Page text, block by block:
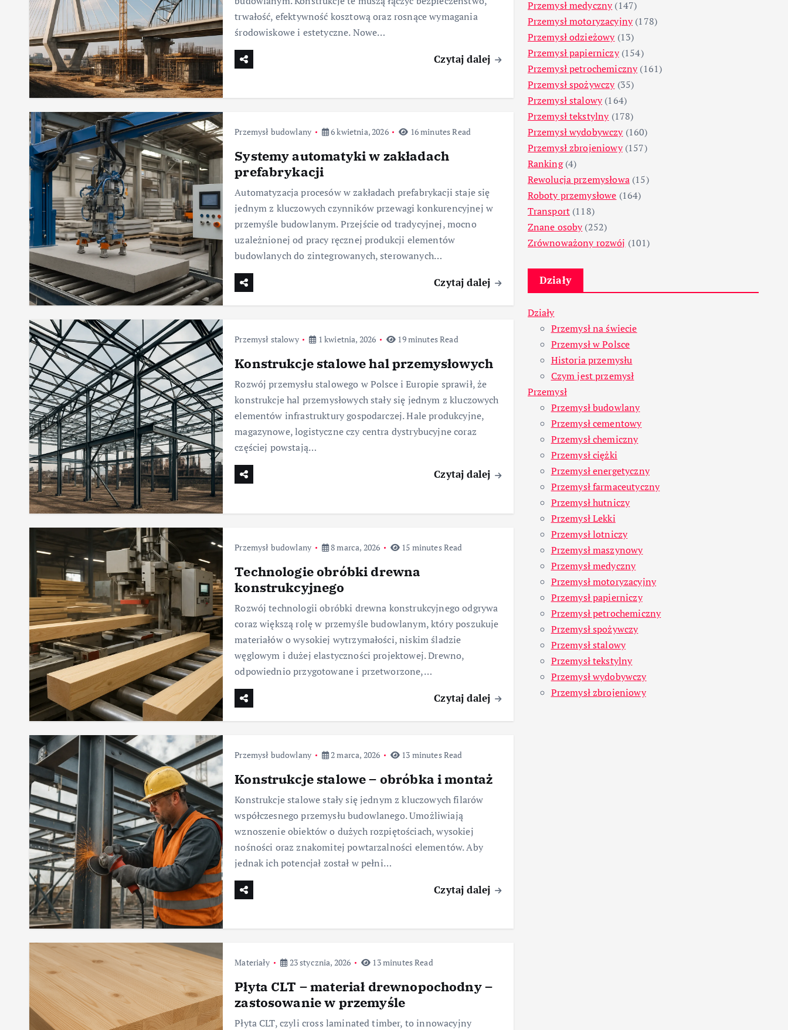
trwałość, efektywność kosztową oraz rosnące wymagania
środowiskowe i estetyczne. Nowe…
Czytaj dalej
Przemysł budowlany 6 kwietnia, 2026 16 minutes Read
Systemy automatyki w zakładach
prefabrykacji
Automatyzacja procesów w zakładach prefabrykacji staje się
jednym z kluczowych czynników przewagi konkurencyjnej w
przemyśle budowlanym. Przejście od tradycyjnej, mocno
uzależnionej od pracy ręcznej produkcji elementów
budowlanych do zintegrowanych, sterowanych…
Czytaj dalej
Przemysł stalowy 1 kwietnia, 2026 19 minutes Read
Konstrukcje stalowe hal przemysłowych
Rozwój przemysłu stalowego w Polsce i Europie sprawił, że
konstrukcje hal przemysłowych stały się jednym z kluczowych
elementów infrastruktury gospodarczej. Hale produkcyjne,
magazynowe, logistyczne czy centra dystrybucyjne coraz
częściej powstają…
Czytaj dalej
Przemysł budowlany 8 marca, 2026 15 minutes Read
Technologie obróbki drewna
konstrukcyjnego
Rozwój technologii obróbki drewna konstrukcyjnego odgrywa
coraz większą rolę w przemyśle budowlanym, który poszukuje
materiałów o wysokiej wytrzymałości, niskim śladzie
węglowym i dużej elastyczności projektowej. Drewno,
odpowiednio przygotowane i przetworzone,…
Czytaj dalej
Przemysł budowlany 2 marca, 2026 13 minutes Read
Konstrukcje stalowe – obróbka i montaż
Konstrukcje stalowe stały się jednym z kluczowych filarów
współczesnego przemysłu budowlanego. Umożliwiają
wznoszenie obiektów o dużych rozpiętościach, wysokiej
nośności oraz znakomitej powtarzalności elementów. Aby
jednak ich potencjał został w pełni…
Czytaj dalej
Materiały 23 stycznia, 2026 13 minutes Read
Płyta CLT – materiał drewnopochodny –
zastosowanie w przemyśle
Płyta CLT, czyli cross laminated timber, to innowacyjny
Przemysł medyczny(147)
Przemysł motoryzacyjny(178)
Przemysł odzieżowy(13)
Przemysł papierniczy(154)
Przemysł petrochemiczny(161)
Przemysł spożywczy(35)
Przemysł stalowy(164)
Przemysł tekstylny(178)
Przemysł wydobywczy(160)
Przemysł zbrojeniowy(157)
Ranking(4)
Rewolucja przemysłowa(15)
Roboty przemysłowe (164)
Transport (118)
Znane osoby(252)
Zrównoważony rozwój (101)
Działy
Działy
Przemysł na świecie
Przemysł w Polsce
Historia przemysłu
Czym jest przemysł
Przemysł
Przemysł budowlany
Przemysł cementowy
Przemysł chemiczny
Przemysł ciężki
Przemysł energetyczny
Przemysł farmaceutyczny
Przemysł hutniczy
Przemysł Lekki
Przemysł lotniczy
Przemysł maszynowy
Przemysł medyczny
Przemysł motoryzacyjny
Przemysł papierniczy
Przemysł petrochemiczny
Przemysł spożywczy
Przemysł stalowy
Przemysł tekstylny
Przemysł wydobywczy
Przemysł zbrojeniowy